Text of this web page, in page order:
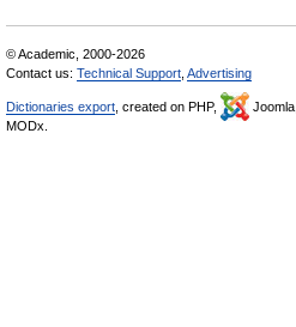
© Academic, 2000-2026
Contact us: Technical Support Advertising
Dictionaries export , created on PHP, Joomla,
MODx.